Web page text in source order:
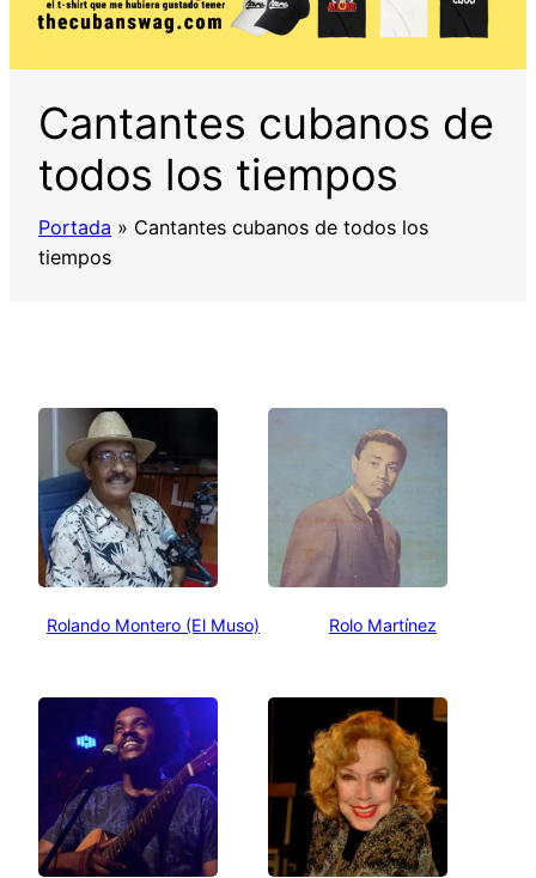
Cantantes cubanos de
todos los tiempos
Portada » Cantantes cubanos de todos los
tiempos
Rolando Montero (El Muso) Rolo Martínez